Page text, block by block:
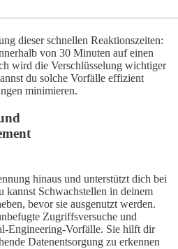
dieser schnellen Reaktionszeiten:
von 30 Minuten auf einen
wird die Verschlüsselung wichtiger
du solche Vorfälle effizient
minimieren.
hinaus und unterstützt dich bei
kannst Schwachstellen in deinem
bevor sie ausgenutzt werden.
Zugriffsversuche und
Engineering-Vorfälle. Sie hilft dir
Datenentsorgung zu erkennen